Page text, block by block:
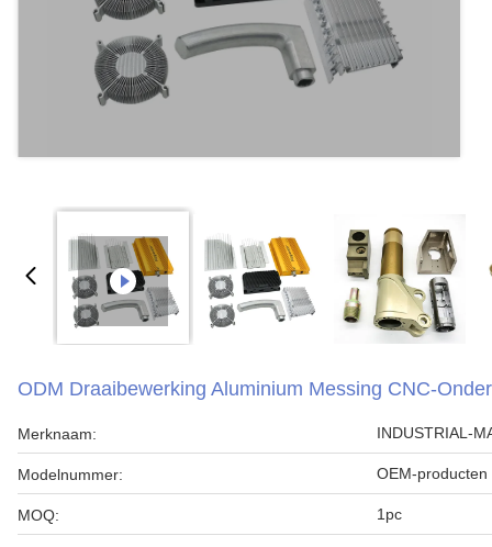
ODM Draaibewerking Aluminium Messing CNC-
Merknaam: INDUSTRIAL-
Modelnummer: OEM-producten
MOQ: 1pc